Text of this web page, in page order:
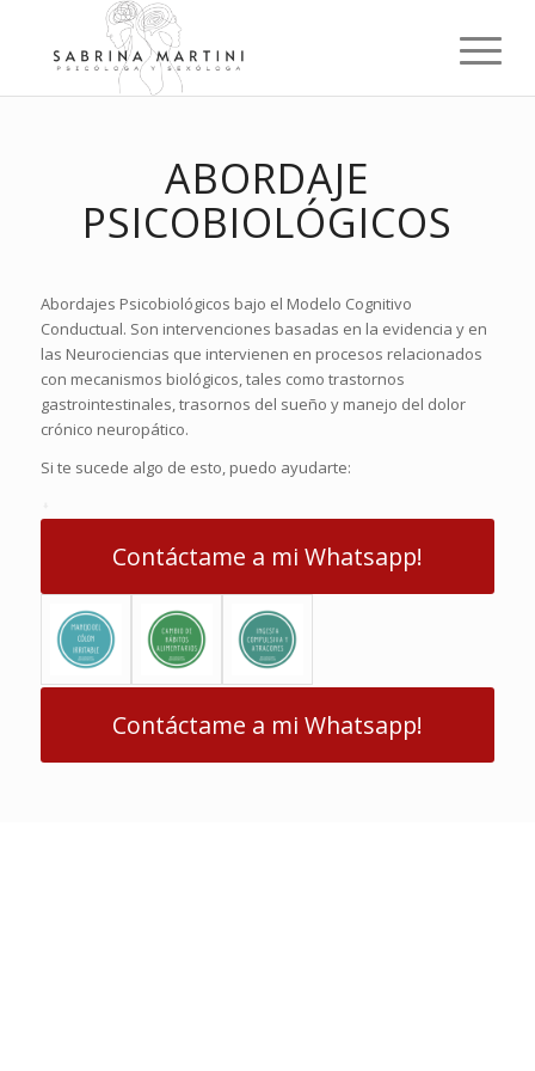
ABORDAJE
PSICOBIOLÓGICOS
Abordajes Psicobiológicos bajo el Modelo Cognitivo
Conductual. Son intervenciones basadas en la evidencia y en
las Neurociencias que intervienen en procesos relacionados
con mecanismos biológicos, tales como trastornos
gastrointestinales, trasornos del sueño y manejo del dolor
crónico neuropático.
Si te sucede algo de esto, puedo ayudarte:
Contáctame a mi Whatsapp!
Contáctame a mi Whatsapp!